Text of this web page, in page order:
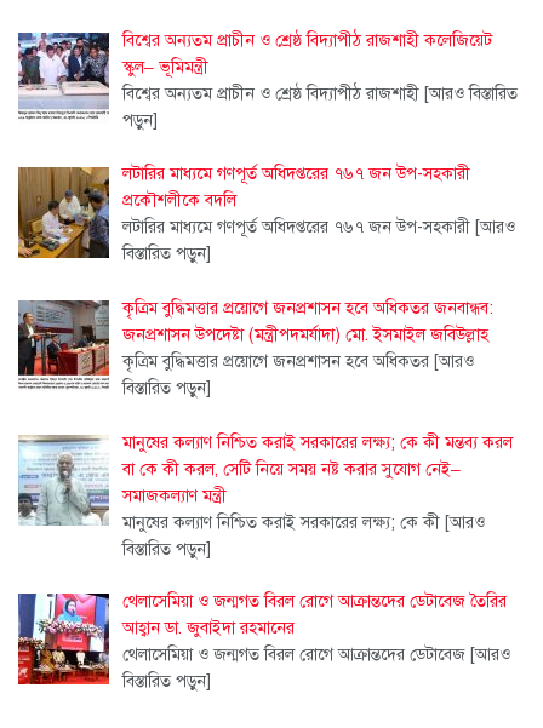
বিশ্বের অন্যতম প্রাচীন ও শ্রেষ্ঠ বিদ্যাপীঠ রাজশাহী কলেজিয়েট
স্কুল– ভূমিমন্ত্রী
বিশ্বের অন্যতম প্রাচীন ও শ্রেষ্ঠ বিদ্যাপীঠ রাজশাহী [আরও বিস্তারিত
পড়ুন]
লটারির মাধ্যমে গণপূর্ত অধিদপ্তরের ৭৬৭ জন উপ-সহকারী
প্রকৌশলীকে বদলি
লটারির মাধ্যমে গণপূর্ত অধিদপ্তরের ৭৬৭ জন উপ-সহকারী [আরও
বিস্তারিত পড়ুন]
কৃত্রিম বুদ্ধিমত্তার প্রয়োগে জনপ্রশাসন হবে অধিকতর জনবান্ধব:
জনপ্রশাসন উপদেষ্টা (মন্ত্রীপদমর্যাদা) মো. ইসমাইল জবিউল্লাহ
কৃত্রিম বুদ্ধিমত্তার প্রয়োগে জনপ্রশাসন হবে অধিকতর [আরও
বিস্তারিত পড়ুন]
মানুষের কল্যাণ নিশ্চিত করাই সরকারের লক্ষ্য; কে কী মন্তব্য করল
বা কে কী করল, সেটি নিয়ে সময় নষ্ট করার সুযোগ নেই–
সমাজকল্যাণ মন্ত্রী
মানুষের কল্যাণ নিশ্চিত করাই সরকারের লক্ষ্য; কে কী [আরও
বিস্তারিত পড়ুন]
থেলাসেমিয়া ও জন্মগত বিরল রোগে আক্রান্তদের ডেটাবেজ তৈরির
আহ্বান ডা. জুবাইদা রহমানের
থেলাসেমিয়া ও জন্মগত বিরল রোগে আক্রান্তদের ডেটাবেজ [আরও
বিস্তারিত পড়ুন]